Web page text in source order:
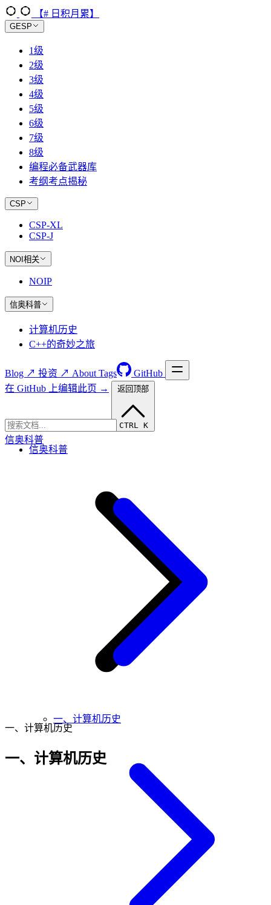
【# 日积月累】
GESP
1级
2级
3级
4级
5级
6级
7级
8级
编程必备武器库
考纲考点揭秘
CSP
CSP-XL
CSP-J
NOI相关
NOIP
信奥科普
计算机历史
C++的奇妙之旅
Blog ↗ 投资 ↗ About Tags GitHub
CTRL K
信奥科普
一、计算机历史
在 GitHub 上编辑此页 → 返回顶部
信奥科普
一、计算机历史
一、计算机历史